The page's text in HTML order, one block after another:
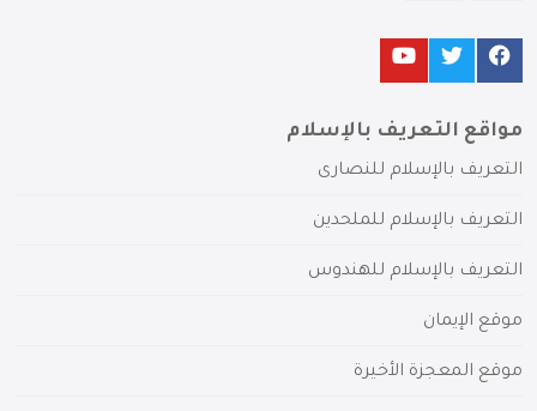
مواقع التعريف بالإسلام
التعريف بالإسلام للنصارى
التعريف بالإسلام للملحدين
التعريف بالإسلام للهندوس
موقع الإيمان
موقع المعجزة الأخيرة